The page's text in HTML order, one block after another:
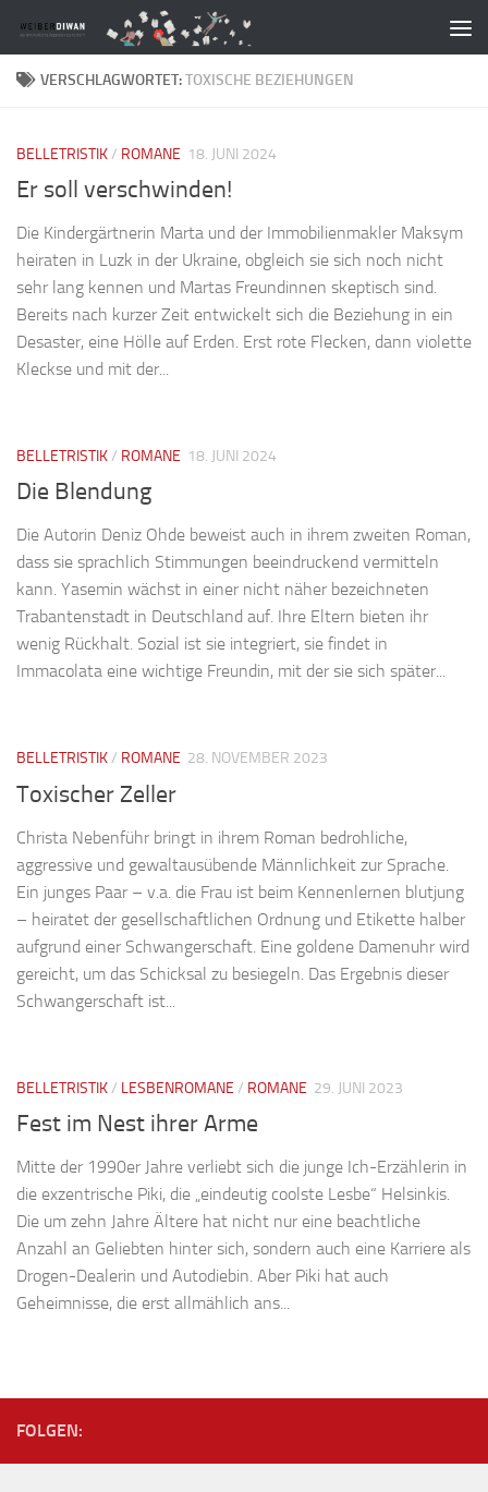
Zum Inhalt springen
VERSCHLAGWORTET:TOXISCHE BEZIEHUNGEN
BELLETRISTIK/ ROMANE 18. JUNI 2024
Er soll verschwinden!
Die Kindergärtnerin Marta und der Immobilienmakler Maksym
heiraten in Luzk in der Ukraine, obgleich sie sich noch nicht
sehr lang kennen und Martas Freundinnen skeptisch sind.
Bereits nach kurzer Zeit entwickelt sich die Beziehung in ein
Desaster, eine Hölle auf Erden. Erst rote Flecken, dann violette
Kleckse und mit der...
BELLETRISTIK/ ROMANE 18. JUNI 2024
Die Blendung
Die Autorin Deniz Ohde beweist auch in ihrem zweiten Roman,
dass sie sprachlich Stimmungen beeindruckend vermitteln
kann. Yasemin wächst in einer nicht näher bezeichneten
Trabantenstadt in Deutschland auf. Ihre Eltern bieten ihr
wenig Rückhalt. Sozial ist sie integriert, sie findet in
Immacolata eine wichtige Freundin, mit der sie sich später...
BELLETRISTIK/ ROMANE 28. NOVEMBER 2023
Toxischer Zeller
Christa Nebenführ bringt in ihrem Roman bedrohliche,
aggressive und gewaltausübende Männlichkeit zur Sprache.
Ein junges Paar – v.a. die Frau ist beim Kennenlernen blutjung
– heiratet der gesellschaftlichen Ordnung und Etikette halber
aufgrund einer Schwangerschaft. Eine goldene Damenuhr wird
gereicht, um das Schicksal zu besiegeln. Das Ergebnis dieser
Schwangerschaft ist...
BELLETRISTIK/ LESBENROMANE / ROMANE 29. JUNI 2023
Fest im Nest ihrer Arme
Mitte der 1990er Jahre verliebt sich die junge Ich-Erzählerin in
die exzentrische Piki, die „eindeutig coolste Lesbe“ Helsinkis.
Die um zehn Jahre Ältere hat nicht nur eine beachtliche
Anzahl an Geliebten hinter sich, sondern auch eine Karriere als
Drogen-Dealerin und Autodiebin. Aber Piki hat auch
Geheimnisse, die erst allmählich ans...
FOLGEN: